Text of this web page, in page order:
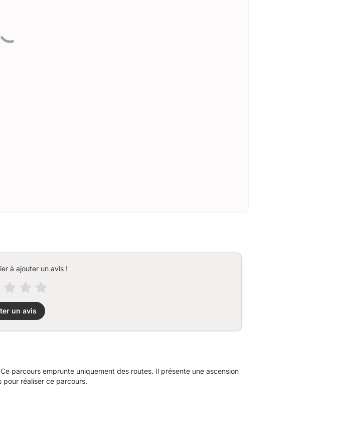
à ajouter un avis !
un avis
parcours emprunte uniquement des routes. Il présente une ascension
réaliser ce parcours.